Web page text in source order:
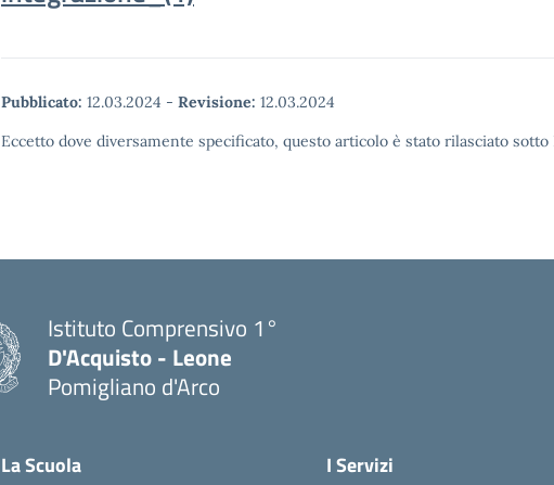
Pubblicato: 12.03.2024 - Revisione: 12.03.2024
Eccetto dove diversamente specificato, questo articolo è stato rilasciato
Istituto Comprensivo 1°
D'Acquisto - Leone
Pomigliano d'Arco
La Scuola I Servizi